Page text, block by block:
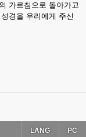
가르침으로 돌아가고
경을 우리에게 주신
PC
LANG